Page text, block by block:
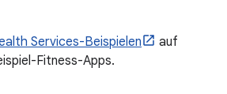
Services-Beispielen
auf
Fitness-Apps.